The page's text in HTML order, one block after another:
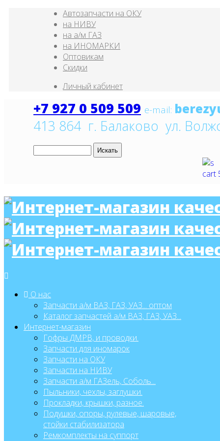
Автозапчасти на ОКУ
на НИВУ
на а/м ГАЗ
на ИНОМАРКИ
Оптовикам
Скидки
Личный кабинет
+7 927 0 509 509 e-mail:
413 864 г. Балаково ул.
О нас
Запчасти а/м ВАЗ, ГАЗ, УАЗ... оптом
Каталог запчастей а/м ВАЗ, ГАЗ, УАЗ...
Интернет-магазин
Гофры ДМРВ, и проводки.
Запчасти для иномарок
Запчасти на ОКУ
Запчасти на НИВУ
Запчасти а/м ГАЗель, Соболь...
Пыльники, чехлы, заглушки.
Прокладки, крышки, разное.
Подушки, опоры, рулевые, шаровые,
стойки стабилизатора
Ремкомплекты на суппорт